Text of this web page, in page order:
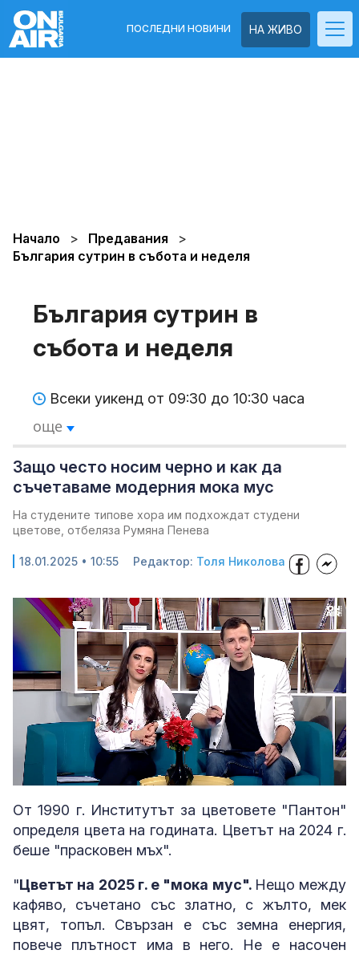
НА ЖИВО
ПОСЛЕДНИ НОВИНИ
Начало
Предавания
България сутрин в събота и неделя
България сутрин в
събота и неделя
Всеки уикенд от 09:30 до 10:30 часа
още
Защо често носим черно и как да
съчетаваме модерния мока мус
На студените типове хора им подхождат студени
цветове, отбеляза Румяна Пенева
18.01.2025 • 10:55 Редактор: Толя Николова
Unmute
5.97%
От 1990 г. Институтът за цветовете "Пантон"
определя цвета на годината. Цветът на 2024 г.
беше "прасковен мъх".
"Цветът на 2025 г. е "мока мус". Нещо между
кафяво, съчетано със златно, с жълто, мек
цвят, топъл. Свързан е със земна енергия,
повече плътност има в него. Не е насочен